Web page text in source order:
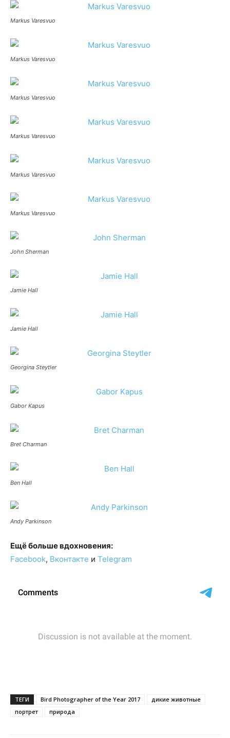
Markus Varesvuo
Markus Varesvuo
Markus Varesvuo
Markus Varesvuo
Markus Varesvuo
Markus Varesvuo
John Sherman
Jamie Hall
Jamie Hall
Georgina Steytler
Gabor Kapus
Bret Charman
Ben Hall
Andy Parkinson
Ещё больше вдохновения:
Facebook, Вконтакте и Telegram
ТЕГИ Bird Photographer of the Year 2017
дикие животные
портрет
природа